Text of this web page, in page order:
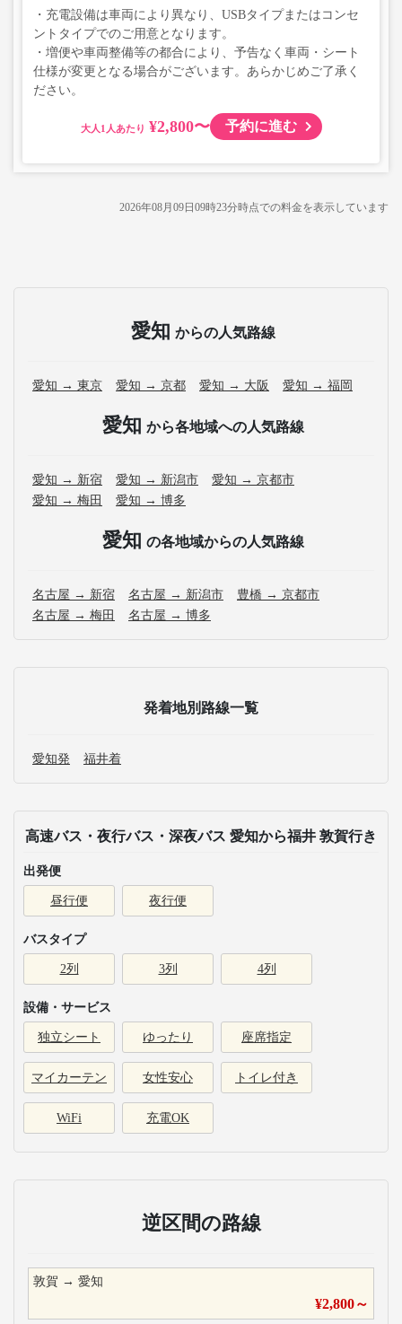
・充電設備は車両により異なり、USBタイプまたはコンセ
ントタイプでのご用意となります。
・増便や車両整備等の都合により、予告なく車両・シート
仕様が変更となる場合がございます。あらかじめご了承く
ださい。
大人 ¥2,800〜 予約に進む
2026年08月09日09時23分時点での料金を表示しています
愛知 からの人気路線
愛知 → 東京 愛知 → 京都 愛知 → 大阪 愛知 → 福岡
愛知 から各地域への人気路線
愛知 → 新宿 愛知 → 新潟市
愛知 → 京都市
愛知 → 梅田
愛知 → 博多
愛知 の各地域からの人気路線
名古屋 → 新宿 名古屋 → 新潟市
豊橋 → 京都市
名古屋 → 梅田
名古屋 → 博多
発着地別路線一覧
愛知発 福井着
高速バス・夜行バス・深夜バス 愛知から福井 敦賀行き
出発便
昼行便 夜行便
バスタイプ
2列 3列 4列
設備・サービス
独立シート ゆったり 座席指定
マイカーテン 女性安心 トイレ付き
WiFi 充電OK
逆区間の路線
敦賀 → 愛知
¥2,800～